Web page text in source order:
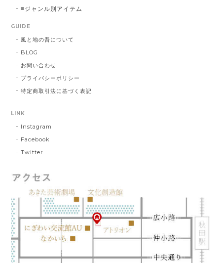
≡ジャンル別アイテム
GUIDE
風と地の吾について
BLOG
お問い合わせ
プライバシーポリシー
特定商取引法に基づく表記
LINK
Instagram
Facebook
Twitter